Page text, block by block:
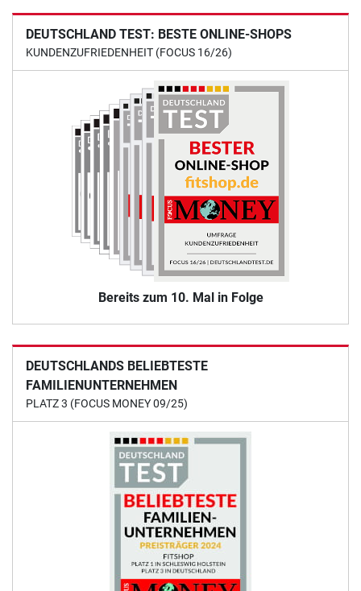
DEUTSCHLAND TEST: BESTE ONLINE-SHOPS
KUNDENZUFRIEDENHEIT (FOCUS 16/26)
Bereits zum 10. Mal in Folge
DEUTSCHLANDS BELIEBTESTE
FAMILIENUNTERNEHMEN
PLATZ 3 (FOCUS MONEY 09/25)